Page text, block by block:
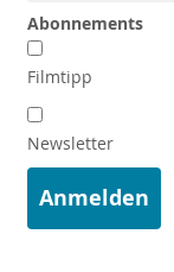
Abonnements
Filmtipp
Newsletter